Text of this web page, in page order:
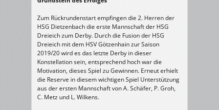
Zum Rückrundenstart empfingen die 2. Herren der
HSG Dietzenbach die erste Mannschaft der HSG
Dreieich zum Derby. Durch die Fusion der HSG
Dreieich mit dem HSV Götzenhain zur Saison
2019/20 wird es das letzte Derby in dieser
Konstellation sein, entsprechend hoch war die
Motivation, dieses Spiel zu Gewinnen. Erneut erhielt
die Reserve in diesem wichtigen Spiel Unterstützung
aus der ersten Mannschaft von A. Schäfer, P. Groh,
C. Metz und L. Wilkens.